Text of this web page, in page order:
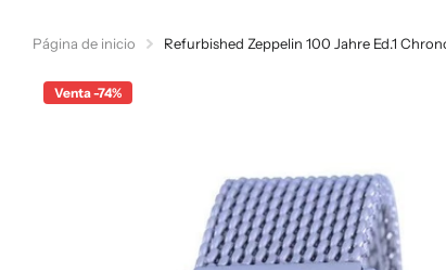
Página de inicio Refurbished Zeppelin 100 Jahre Ed.1
Venta -74%